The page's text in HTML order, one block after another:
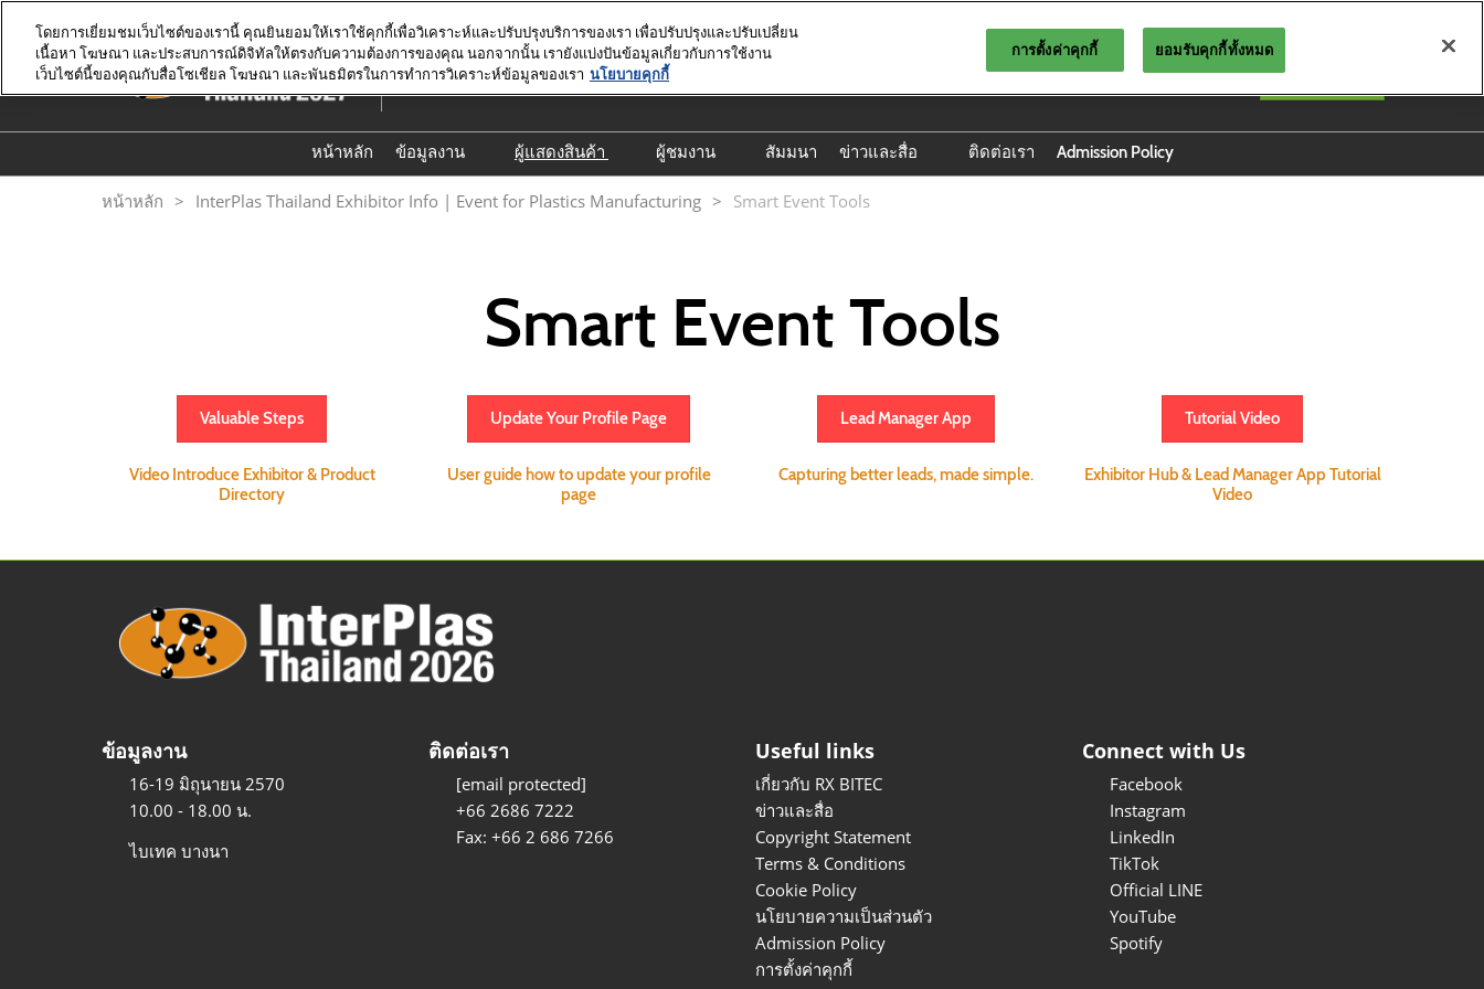
to
content
16-19 มิถุนายน 2570
ไบเทค บางนา
ภาษาไทย
ภาษาไทย
สำรองพื้นที่
หน้าหลัก ข้อมูลงาน
Fact Sheet
ผู้แสดงสินค้า
คู่มือสำหรับผู้แสดงสินค้า
Exhibitor Hub
Business Matching
ผู้ชมงาน
ค้นหาผู้แสดงสินค้า
จองห้องพักโรงแรมทางการ
โรงแรมทางการ
ข้อมูลวีซ่า
สัมมนา ข่าวและสื่อ ติดต่อเรา Admission Policy
หน้าหลัก InterPlas Thailand Exhibitor Info | Event for Plastics Manufacturing Smart Event Tools
Smart Event Tools
Valuable Steps
Video Introduce Exhibitor & Product
Directory
Update Your Profile Page
User guide how to update your profile
page
Lead Manager App
Capturing better leads, made simple.
Tutorial Video
Exhibitor Hub & Lead Manager App Tutorial
Video
ข้อมูลงาน
16-19 มิถุนายน 2570
10.00 - 18.00 น.
ไบเทค บางนา
ติดต่อเรา
[email protected]
+66 2686 7222
Fax: +66 2 686 7266
Useful links
เกี่ยวกับ RX BITEC
ข่าวและสื่อ
Copyright Statement
Terms & Conditions
Cookie Policy
นโยบายความเป็นส่วนตัว
Admission Policy
การตั้งค่าคุกกี้
Connect with Us
Facebook
Instagram
LinkedIn
TikTok
Official LINE
YouTube
Spotify
โดยการเยี่ยมชมเว็บไซต์ของเรานี้ คุณยินยอมให้เราใช้คุกกี้เพื่อวิเคราะห์และปรับปรุงบริการของเรา เพื่อปรับปรุงและปรับเปลี่ยน
เนื้อหา โฆษณา และประสบการณ์ดิจิทัลให้ตรงกับความต้องการของคุณ นอกจากนั้น เรายังแบ่งปันข้อมูลเกี่ยวกับการใช้งาน
เว็บไซต์นี้ของคุณกับสื่อโซเชียล โฆษณา และพันธมิตรในการทำการวิเคราะห์ข้อมูลของเรา นโยบายคุกกี้
การตั้งค่าคุกกี้ ยอมรับคุกกี้ทั้งหมด